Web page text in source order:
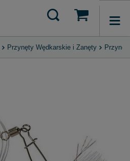
Przynęty Wędkarskie i Zanęty